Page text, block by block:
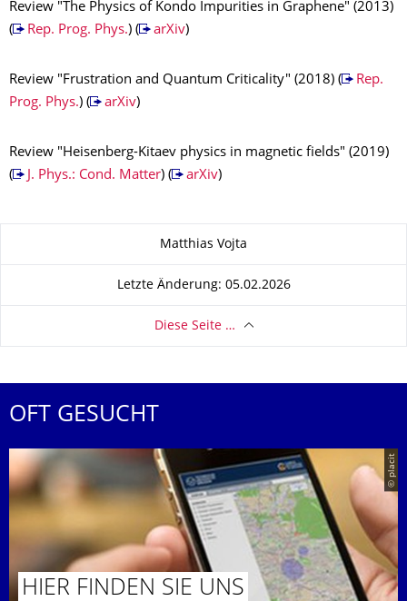
Review "The Physics of Kondo Impurities in Graphene" (2013)
(
Rep. Prog. Phys.) ( arXiv)
Review "Frustration and Quantum Criticality" (2018) (
Rep.
Prog. Phys.) ( arXiv)
Review "Heisenberg-Kitaev physics in magnetic fields" (2019)
(
J. Phys.: Cond. Matter) ( arXiv)
Matthias Vojta
Letzte Änderung: 05.02.2026
Diese Seite …
OFT GESUCHT
© placit
HIER FINDEN SIE UNS